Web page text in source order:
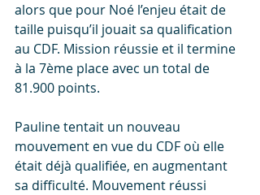
alors que pour Noé l’enjeu était de
taille puisqu’il jouait sa qualification
au CDF. Mission réussie et il termine
à la 7ème place avec un total de
81.900 points.
Pauline tentait un nouveau
mouvement en vue du CDF où elle
était déjà qualifiée, en augmentant
sa difficulté. Mouvement réussi